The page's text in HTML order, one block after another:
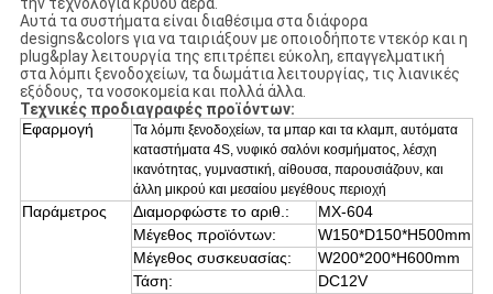
την τεχνολογία κρύου αέρα.
Αυτά τα συστήματα είναι διαθέσιμα στα διάφορα
designs&colors για να ταιριάξουν με οποιοδήποτε ντεκόρ και η
plug&play λειτουργία της επιτρέπει εύκολη, επαγγελματική
στα λόμπι ξενοδοχείων, τα δωμάτια λειτουργίας, τις λιανικές
εξόδους, τα νοσοκομεία και πολλά άλλα.
Τεχνικές προδιαγραφές προϊόντων:
Εφαρμογή
Τα λόμπι ξενοδοχείων, τα μπαρ και τα κλαμπ, αυτόματα
καταστήματα 4S, νυφικό σαλόνι κοσμήματος, λέσχη
ικανότητας, γυμναστική, αίθουσα, παρουσιάζουν, και
άλλη μικρού και μεσαίου μεγέθους περιοχή
Παράμετρος Διαμορφώστε το αριθ.:
MX-604
Μέγεθος προϊόντων:
W150*D150*H500mm
Μέγεθος συσκευασίας:
W200*200*H600mm
Τάση:
DC12V